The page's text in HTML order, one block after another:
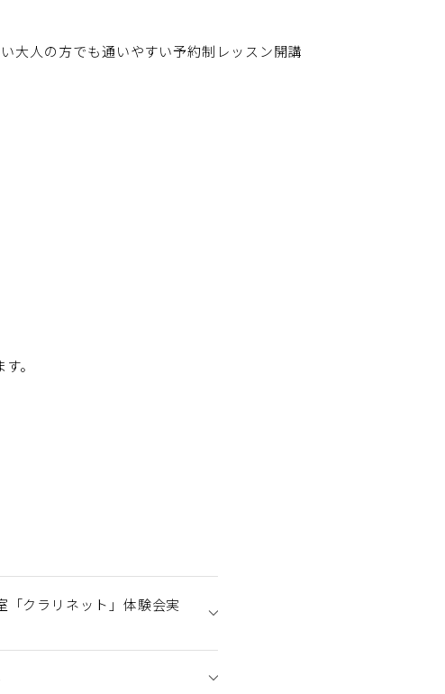
大人の方でも通いやすい予約制レッスン開講
。
「クラリネット」体験会実